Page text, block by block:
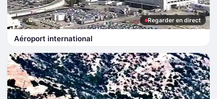
Regarder en direct
Aéroport international